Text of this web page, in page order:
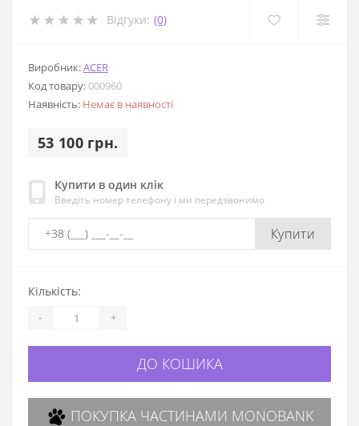
Відгуки: (0)
Виробник:ACER
Код товару:000960
Наявність: Немає в наявності
53 100 грн.
Купити в один клік
Введіть номер телефону і ми передзвонимо
Купити
Кількість:
- +
ДО КОШИКА
ПОКУПКА ЧАСТИНАМИ MONOBANK